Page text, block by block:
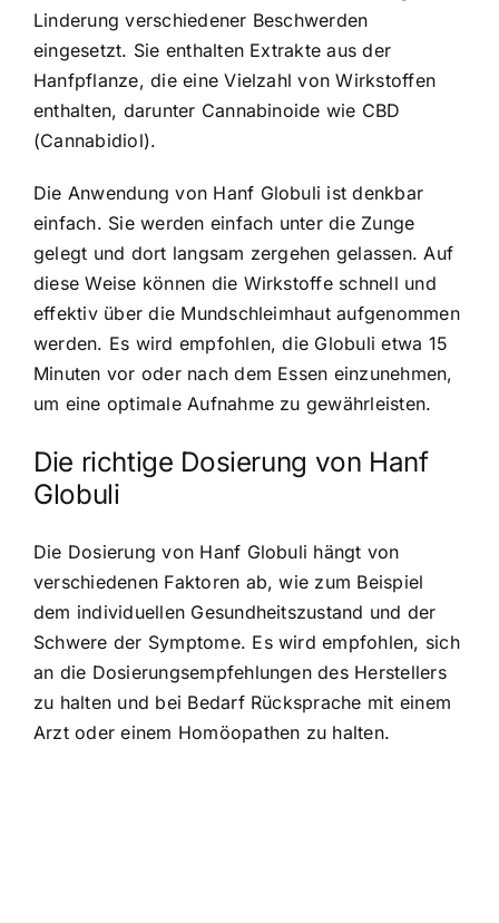
Linderung verschiedener Beschwerden
eingesetzt. Sie enthalten Extrakte aus der
Hanfpflanze, die eine Vielzahl von Wirkstoffen
enthalten, darunter Cannabinoide wie CBD
(Cannabidiol).
Die Anwendung von Hanf Globuli ist denkbar
einfach. Sie werden einfach unter die Zunge
gelegt und dort langsam zergehen gelassen. Auf
diese Weise können die Wirkstoffe schnell und
effektiv über die Mundschleimhaut aufgenommen
werden. Es wird empfohlen, die Globuli etwa 15
Minuten vor oder nach dem Essen einzunehmen,
um eine optimale Aufnahme zu gewährleisten.
Die richtige Dosierung von Hanf
Globuli
Die Dosierung von Hanf Globuli hängt von
verschiedenen Faktoren ab, wie zum Beispiel
dem individuellen Gesundheitszustand und der
Schwere der Symptome. Es wird empfohlen, sich
an die Dosierungsempfehlungen des Herstellers
zu halten und bei Bedarf Rücksprache mit einem
Arzt oder einem Homöopathen zu halten.